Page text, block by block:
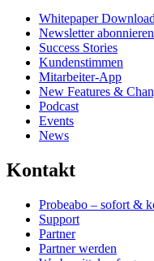
Whitepaper
Newsletter abonnieren
Success Stories
Kundenstimmen
Mitarbeiter-App
New Features &
Podcast
Events
News
Kontakt
Probeabo – sofort &
Support
Partner
Partner werden